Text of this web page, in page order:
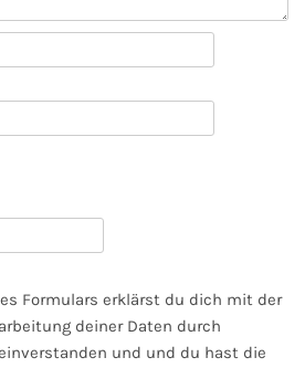
Formulars erklärst du dich mit der
deiner Daten durch
und und du hast die